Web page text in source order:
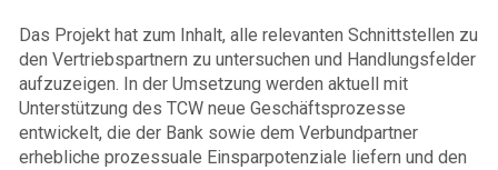
Das Projekt hat zum Inhalt, alle relevanten Schnittstellen zu
den Vertriebspartnern zu untersuchen und Handlungsfelder
aufzuzeigen. In der Umsetzung werden aktuell mit
Unterstützung des TCW neue Geschäftsprozesse
entwickelt, die der Bank sowie dem Verbundpartner
erhebliche prozessuale Einsparpotenziale liefern und den